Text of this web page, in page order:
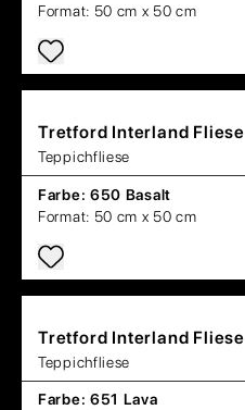
Format: 50 cm x 50 cm
Tretford Interland Fliese
Teppichfliese
Farbe: 650 Basalt
Format: 50 cm x 50 cm
Tretford Interland Fliese
Teppichfliese
Farbe: 651 Lava